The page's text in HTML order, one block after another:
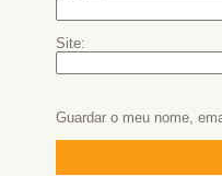
Site
Guardar o meu nome,